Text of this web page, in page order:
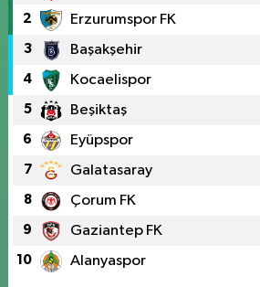
2 Erzurumspor FK
3 Başakşehir
4 Kocaelispor
5 Beşiktaş
6 Eyüpspor
7 Galatasaray
8 Çorum FK
9 Gaziantep FK
10 Alanyaspor